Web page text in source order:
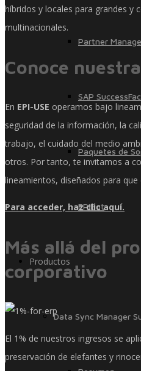
Partner
SAP
Paquetes de
EPIBot
Productos
Data Sync Manager
híbridos y locales para grandes y
multinacionales.
Conoce
En EPI-USE operamos bajo
seguridad de la información, la
trabajo, el cuidado del medio
otros. Por tanto, te invitamos a
lineamientos, diseñados para
Para acceder, haz clic aquí.
Más allá del
corporativo
El 1% de nuestros ingresos se
preservación de elefantes y